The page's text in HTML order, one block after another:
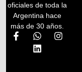
oficiales de toda la
Argentina hace
más de 30 años.